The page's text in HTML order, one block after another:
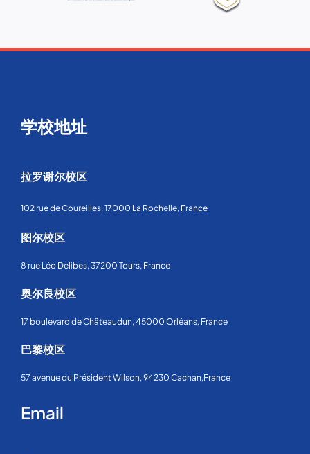
学校地址
拉罗谢尔校区
102 rue de Coureilles, 17000 La Rochelle, France
图尔校区
8 rue Léo Delibes, 37200 Tours, France
奥尔良校区
17 boulevard de Châteaudun, 45000 Orléans, France
巴黎校区
57 avenue du Président Wilson, 94230 Cachan,France
Email